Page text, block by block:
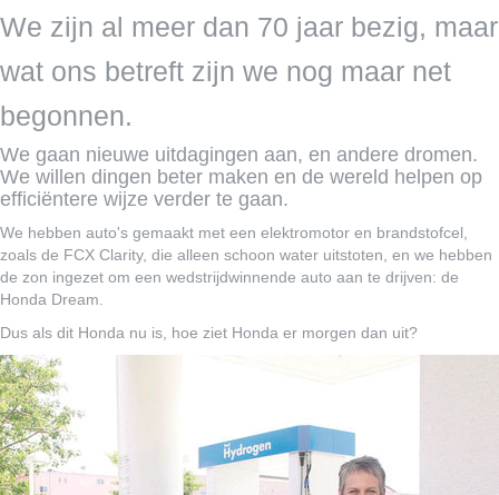
We zijn al meer dan 70 jaar bezig, maar
wat ons betreft zijn we nog maar net
begonnen.
We gaan nieuwe uitdagingen aan, en andere dromen.
We willen dingen beter maken en de wereld helpen op
efficiëntere wijze verder te gaan.
We hebben auto's gemaakt met een elektromotor en brandstofcel,
zoals de FCX Clarity, die alleen schoon water uitstoten, en we hebben
de zon ingezet om een wedstrijdwinnende auto aan te drijven: de
Honda Dream.
Dus als dit Honda nu is, hoe ziet Honda er morgen dan uit?